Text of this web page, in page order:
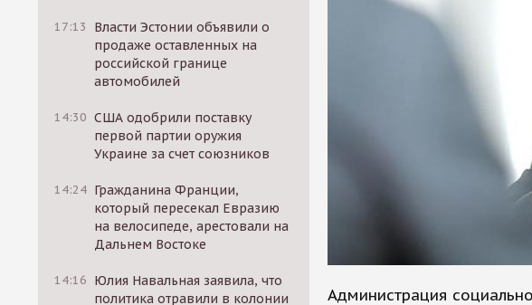
17:13
Власти Эстонии объявили о
продаже оставленных на
российской границе
автомобилей
14:30 США одобрили поставку
первой партии оружия
Украине за счет союзников
14:24 Гражданина Франции,
который пересекал Евразию
на велосипеде, арестовали на
Дальнем Востоке
14:16 Юлия Навальная заявила, что
политика отравили в колонии
Администрация